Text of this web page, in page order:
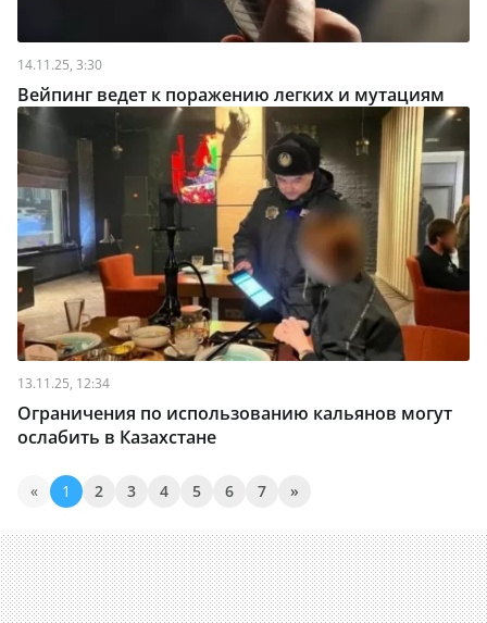
14.11.25, 3:30
Вейпинг ведет к поражению легких и мутациям
13.11.25, 12:34
Ограничения по использованию кальянов могут
ослабить в Казахстане
« 1 2 3 4 5 6 7 »